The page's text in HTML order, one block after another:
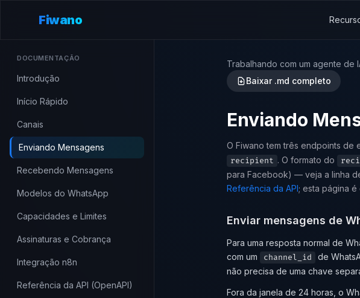
Fiwano
DOCUMENTAÇÃO
Introdução
Início Rápido
Canais
Enviando Mensagens
Recebendo Mensagens
Modelos do WhatsApp
Capacidades e Limites
Assinaturas e Cobrança
Integração n8n
Referência da API (OpenAPI)
Trabalhando com um agente de
Baixar .md completo
Enviando
O Fiwano tem três endpoints de
recipient . O formato do
para Facebook) — veja a linha
Referência da API; esta página
Enviar mensagens de
Para uma resposta normal de
com um
channel_id de
não precisa de uma chave
Fora da janela de 24 horas, o